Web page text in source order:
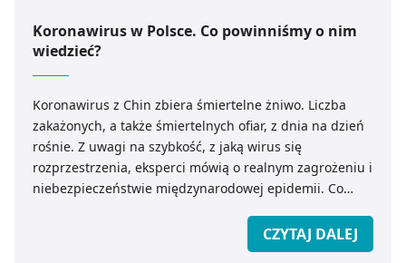
Koronawirus w Polsce. Co powinniśmy o nim
wiedzieć?
Koronawirus z Chin zbiera śmiertelne żniwo. Liczba
zakażonych, a także śmiertelnych ofiar, z dnia na dzień
rośnie. Z uwagi na szybkość, z jaką wirus się
rozprzestrzenia, eksperci mówią o realnym zagrożeniu i
niebezpieczeństwie międzynarodowej epidemii. Co
CZYTAJ DALEJ